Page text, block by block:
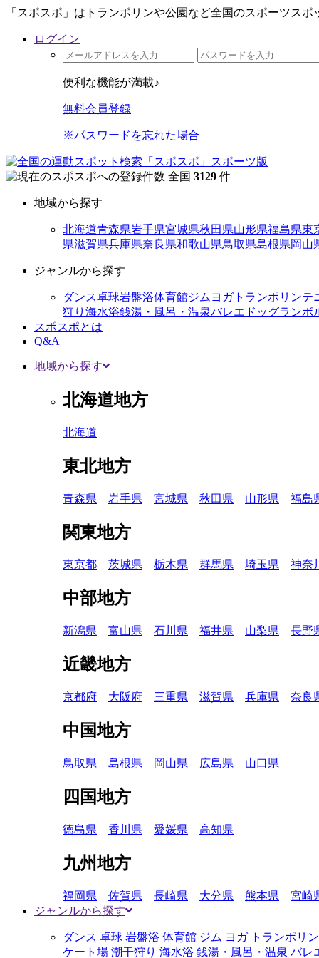
「スポスポ」はトランポリンや公園など全国のスポーツス
ログイン
便利な機能が満載♪
無料会員登録
※パスワードを忘れた場合
全国 3129 件
地域から探す
北海道青森県岩手県宮城県秋田県山形県福島県東
県滋賀県兵庫県奈良県和歌山県鳥取県島根県岡山
ジャンルから探す
ダンス卓球岩盤浴体育館ジム ヨガトランポリンテ
狩り 海水浴銭湯・風呂・温泉バレエ ドッグランボ
スポスポとは
Q&A
地域から探す
北海道地方
北海道
東北地方
青森県 岩手県 宮城県 秋田県 山形県 福島
関東地方
東京都 茨城県 栃木県 群馬県 埼玉県 神奈
中部地方
新潟県 富山県 石川県 福井県 山梨県 長野
近畿地方
京都府 大阪府 三重県 滋賀県 兵庫県 奈良
中国地方
鳥取県 島根県 岡山県 広島県 山口県
四国地方
徳島県 香川県 愛媛県 高知県
九州地方
福岡県 佐賀県 長崎県 大分県 熊本県 宮崎
ジャンルから探す
ダンス 卓球 岩盤浴 体育館 ジム ヨガ トランポリン
ケート場 潮干狩り 海水浴 銭湯・風呂・温泉 バレ